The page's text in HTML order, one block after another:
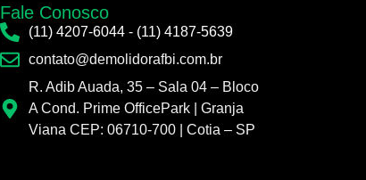
Fale Conosco
(11) 4207-6044 - (11) 4187-5639
contato@demolidorafbi.com.br
R. Adib Auada, 35 – Sala 04 – Bloco
A Cond. Prime OfficePark | Granja
Viana CEP: 06710-700 | Cotia – SP